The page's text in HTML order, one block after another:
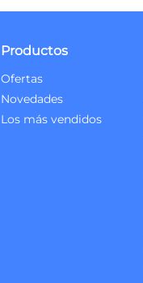
Productos
Ofertas
Novedades
Los más vendidos